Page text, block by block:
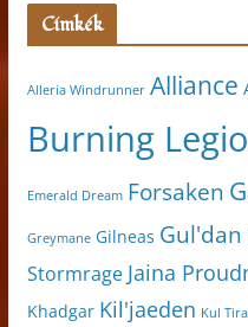
Címkék
Alleria Windrunner Alliance
Burning
Emerald Dream Forsaken
Greymane Gilneas Gul'dan
Stormrage Jaina
Khadgar Kil'jaeden Kul